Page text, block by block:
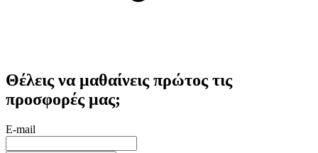
Θέλεις να μαθαίνεις πρώτος τις
προσφορές μας;
E-mail